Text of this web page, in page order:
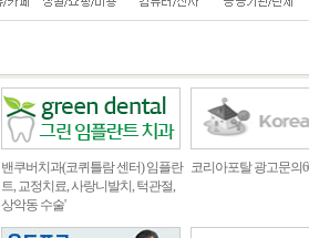
밴쿠버치과(코퀴틀람 센터) 임플란
트, 교정치료, 사랑니발치, 턱관절,
상악동 수술'
코리아포탈 광고문의